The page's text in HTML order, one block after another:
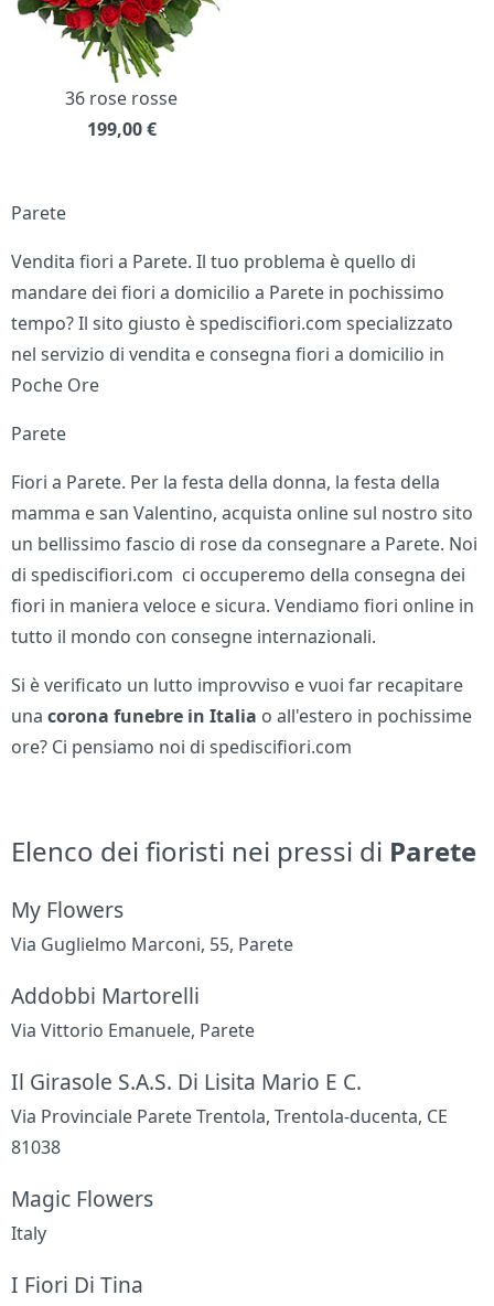
36 rose rosse
199,00 €
Parete
Vendita fiori a Parete. Il tuo problema è quello di
mandare dei fiori a domicilio a Parete in pochissimo
tempo? Il sito giusto è spediscifiori.com specializzato
nel servizio di vendita e consegna fiori a domicilio in
Poche Ore
Parete
Fiori a Parete. Per la festa della donna, la festa della
mamma e san Valentino, acquista online sul nostro sito
un bellissimo fascio di rose da consegnare a Parete. Noi
di spediscifiori.com ci occuperemo della consegna dei
fiori in maniera veloce e sicura. Vendiamo fiori online in
tutto il mondo con consegne internazionali.
Si è verificato un lutto improvviso e vuoi far recapitare
unacorona funebre in Italia o all'estero in pochissime
ore? Ci pensiamo noi di spediscifiori.com
Elenco dei fioristi nei pressi di Parete
My Flowers
Via Guglielmo Marconi, 55, Parete
Addobbi Martorelli
Via Vittorio Emanuele, Parete
Il Girasole S.A.S. Di Lisita Mario E C.
Via Provinciale Parete Trentola, Trentola-ducenta, CE
81038
Magic Flowers
Italy
I Fiori Di Tina